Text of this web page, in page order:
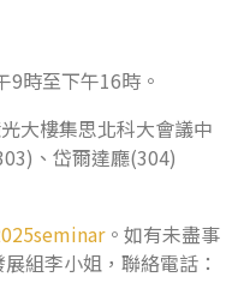
時至下午16時。
大樓集思北科大會議中
、岱爾達廳(304)
。如有未盡事
組李小姐，聯絡電話：